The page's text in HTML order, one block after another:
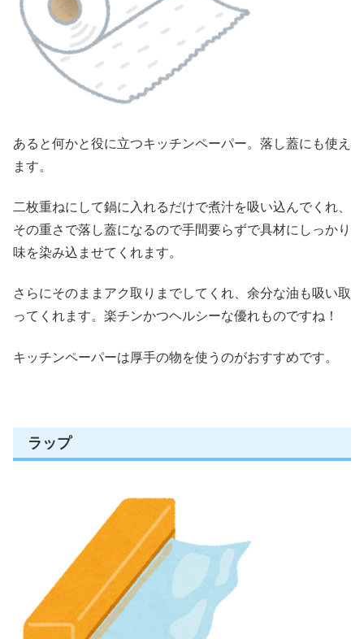
あると何かと役に立つキッチンペーパー。落し蓋にも使え
ます。
二枚重ねにして鍋に入れるだけで煮汁を吸い込んでくれ、
その重さで落し蓋になるので手間要らずで具材にしっかり
味を染み込ませてくれます。
さらにそのままアク取りまでしてくれ、余分な油も吸い取
ってくれます。 楽チンかつヘルシーな優れものですね！
キッチンペーパーは厚手の物を使うのがおすすめです。
ラップ